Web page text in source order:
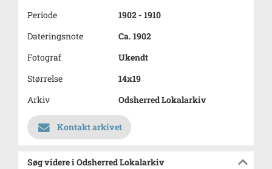
Periode
1902 - 1910
Dateringsnote
Ca. 1902
Fotograf
Ukendt
Størrelse
14x19
Arkiv
Odsherred Lokalarkiv
Kontakt arkivet
Søg videre i Odsherred Lokalarkiv